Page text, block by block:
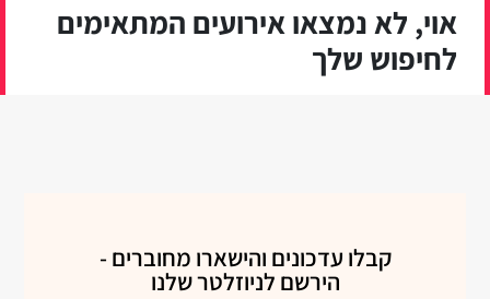
אוי, לא נמצאו אירועים המתאימים
לחיפוש שלך
קבלו עדכונים והישארו מחוברים -
הירשם לניוזלטר שלנו